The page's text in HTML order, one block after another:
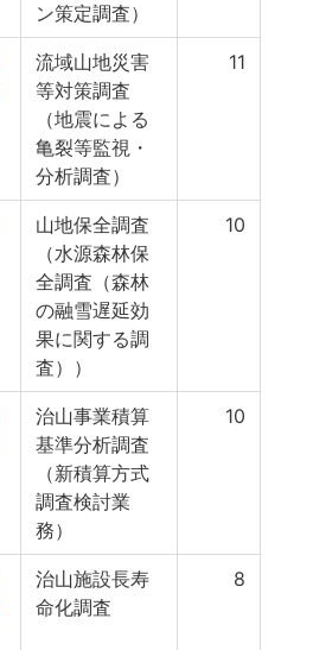
ン策定調査）
流域山地災害
等対策調査
（地震による
亀裂等監視・
分析調査）
11
山地保全調査
（水源森林保
全調査（森林
の融雪遅延効
果に関する調
査））
10
治山事業積算
基準分析調査
（新積算方式
調査検討業
務）
10
治山施設長寿
命化調査
8